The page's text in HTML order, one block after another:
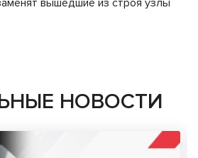
вышедшие из строя узлы
НОВОСТИ